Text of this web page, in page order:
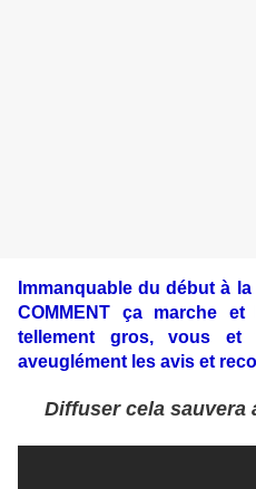
Immanquable du début à
COMMENT ça marche et
tellement gros, vous et
aveuglément les avis et
Diffuser cela sauvera